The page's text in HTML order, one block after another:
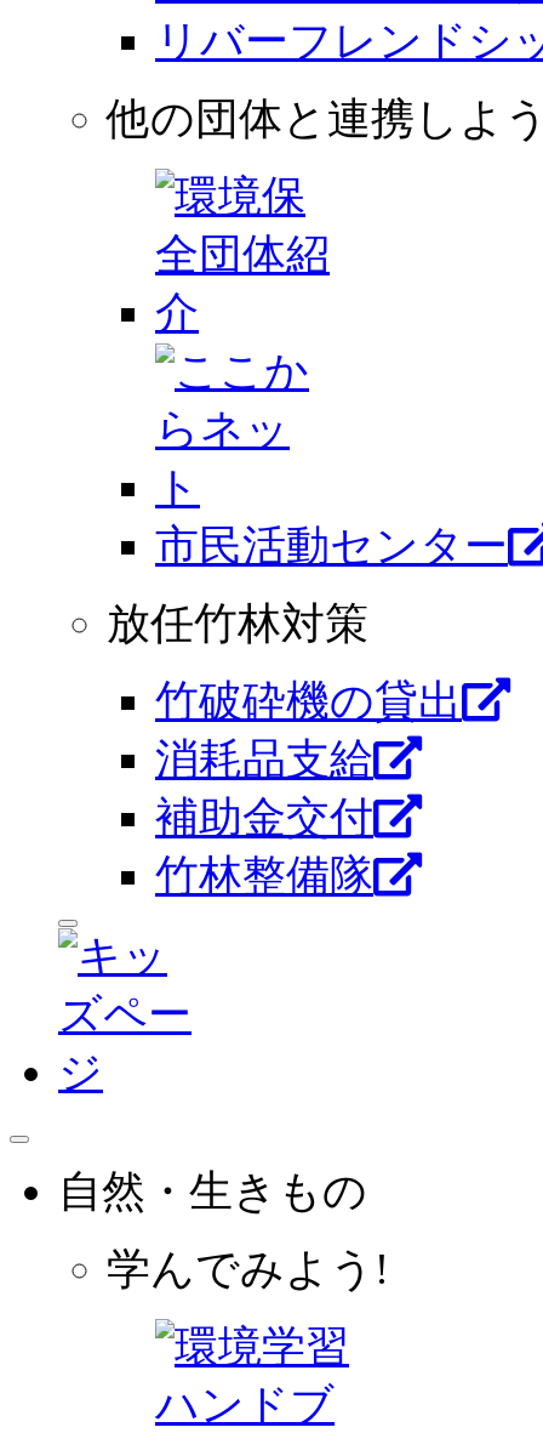
リバーフレンドシ
他の団体と連携しよ
市⺠活動センター
放任竹林対策
竹破砕機の貸出
消耗品支給
補助金交付
竹林整備隊
自然・生きもの
学んでみよう!